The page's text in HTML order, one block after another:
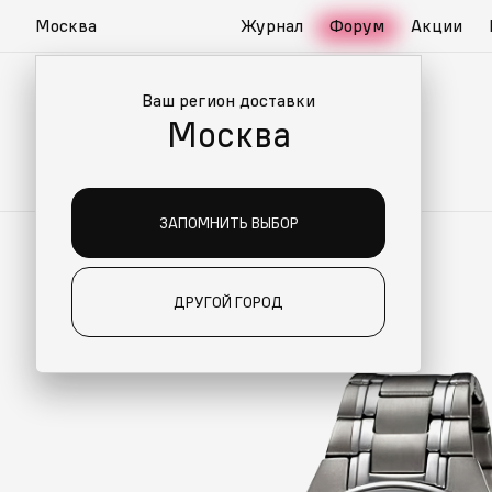
Москва
Ваш регион доставки
Москва
ЗАПОМНИТЬ ВЫБОР
ДРУГОЙ ГОРОД
Журнал Форум Акции
ДЛЯ ВАС